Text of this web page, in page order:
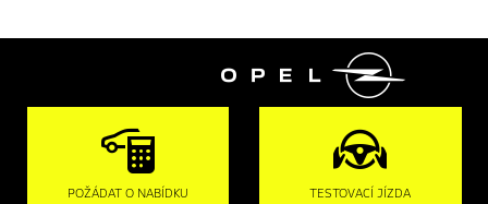

POŽÁDAT O NABÍDKU TESTOVACÍ JÍZDA